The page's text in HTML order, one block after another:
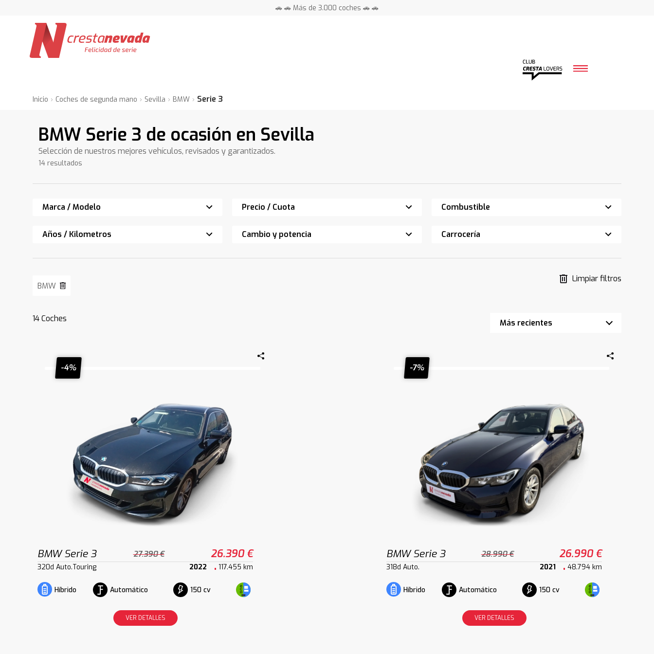
🚗 🚗 Más de 3.000 coches 🚗 🚗
Inicio Coches de segunda mano Sevilla BMW Serie 3
BMW Serie 3 de ocasión en Sevilla
Selección de nuestros mejores vehículos, revisados y garantizados.
14 resultados
Marca / Modelo Precio / Cuota Combustible
Años / Kilometros Cambio y potencia Carrocería
BMW
Limpiar filtros
14Coches
-4%
BMW Serie 3 27.390 € 26.390 €
320d Auto.Touring 2022 117.455 km
Híbrido Automático 150 cv
VER DETALLES
-7%
BMW Serie 3 28.990 € 26.990 €
318d Auto. 2021 48.794 km
Híbrido Automático 150 cv
VER DETALLES